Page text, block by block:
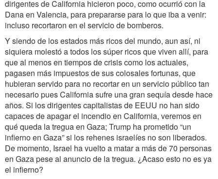
dirigentes de California hicieron poco, como ocurrió con la
Dana en Valencia, para prepararse para lo que iba a venir:
incluso recortaron en el servicio de bomberos.
Y siendo de los estados más ricos del mundo, aun así, ni
siquiera molestó a todos los súper ricos que viven allí, para
que al menos en tiempos de crisis como los actuales,
pagasen más impuestos de sus colosales fortunas, que
hubieran servido para no recortar en un servicio público tan
necesario pues California sufre una gran sequía desde hace
años. Si los dirigentes capitalistas de EEUU no han sido
capaces de apagar el incendio en California, veremos en
qué queda la tregua en Gaza; Trump ha prometido “un
infierno en Gaza” si los rehenes israelíes no son liberados.
De momento, Israel ha vuelto a matar a más de 70 personas
en Gaza pese al anuncio de la tregua. ¿Acaso esto no es ya
el infierno?